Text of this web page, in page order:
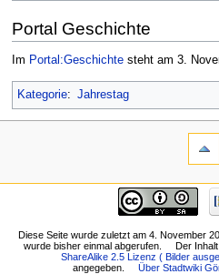
Portal Geschichte
Im Portal:Geschichtesteht am 3.
Kategorie: Jahrestag
Diese Seite wurde zuletzt am 4. November
wurde bisher einmal abgerufen.
Der
ShareAlike 2.5 Lizenz ( Bilder
angegeben.
Über Stadtwiki